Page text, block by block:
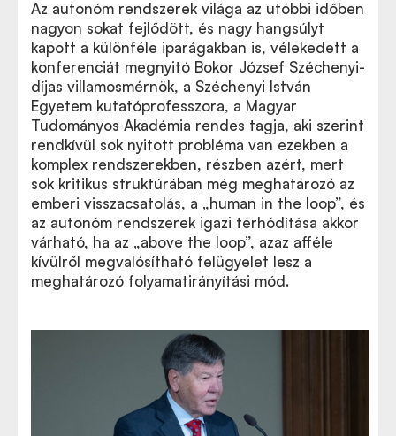
Az autonóm rendszerek világa az utóbbi időben
nagyon sokat fejlődött, és nagy hangsúlyt
kapott a különféle iparágakban is, vélekedett a
konferenciát megnyitó Bokor József Széchenyi-
díjas villamosmérnök, a Széchenyi István
Egyetem kutatóprofesszora, a Magyar
Tudományos Akadémia rendes tagja, aki szerint
rendkívül sok nyitott probléma van ezekben a
komplex rendszerekben, részben azért, mert
sok kritikus struktúrában még meghatározó az
emberi visszacsatolás, a „human in the loop”, és
az autonóm rendszerek igazi térhódítása akkor
várható, ha az „above the loop”, azaz afféle
kívülről megvalósítható felügyelet lesz a
meghatározó folyamatirányítási mód.